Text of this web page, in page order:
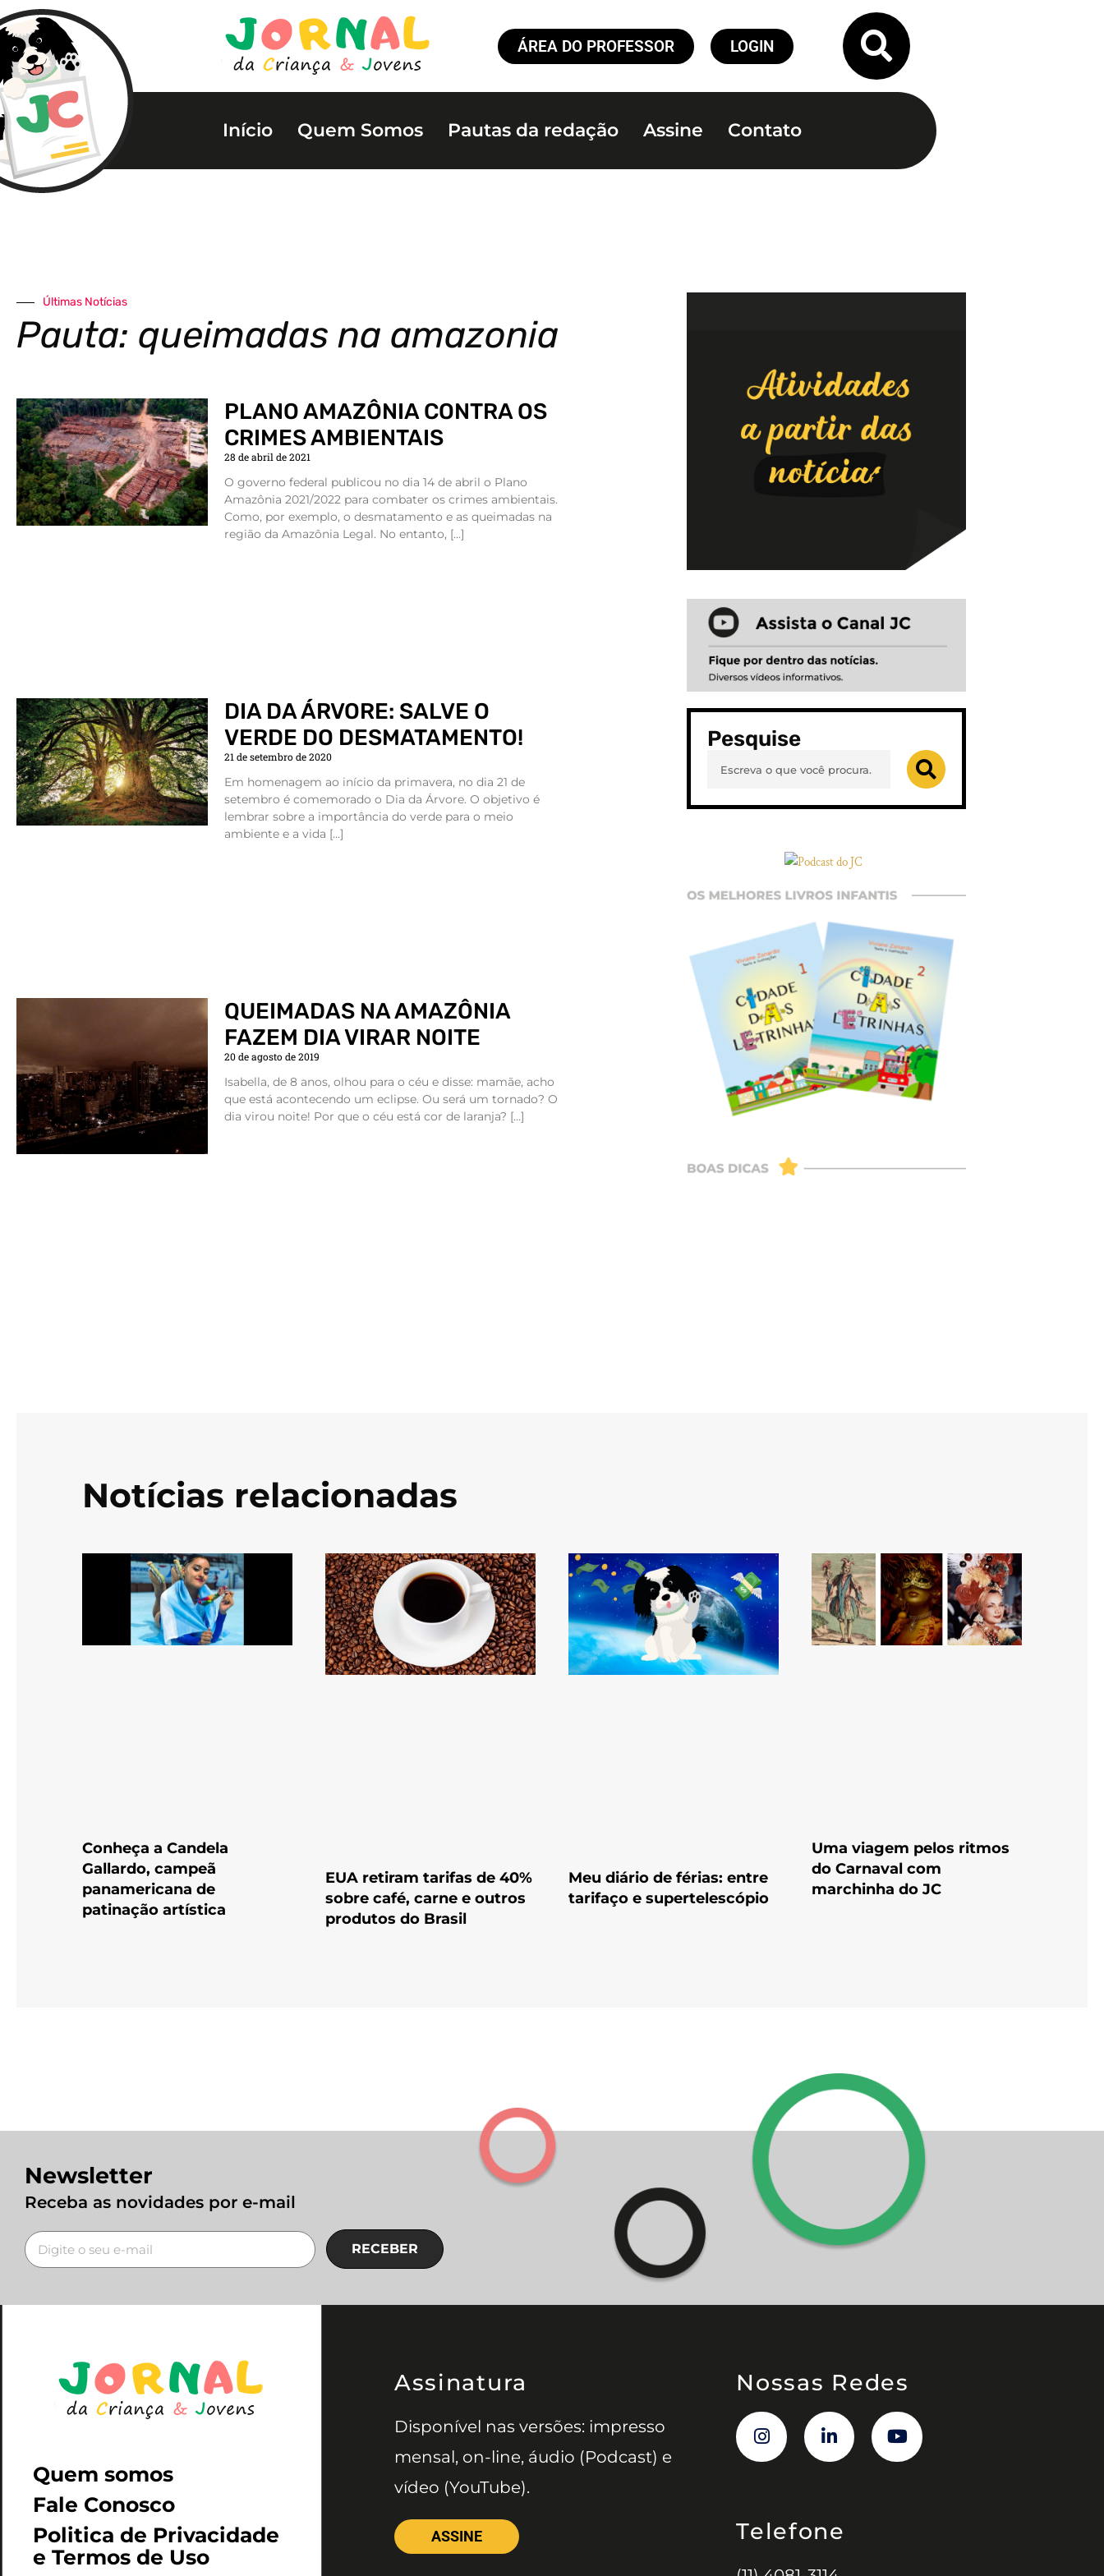
ÁREA DO PROFESSOR LOGIN
Início Quem Somos Pautas da redação Assine Contato
Últimas Notícias
Pauta: queimadas na amazonia
PLANO AMAZÔNIA CONTRA OS
CRIMES AMBIENTAIS
28 de abril de 2021
O governo federal publicou no dia 14 de abril o Plano
Amazônia 2021/2022 para combater os crimes ambientais.
Como, por exemplo, o desmatamento e as queimadas na
região da Amazônia Legal. No entanto, […]
DIA DA ÁRVORE: SALVE O
VERDE DO DESMATAMENTO!
21 de setembro de 2020
Em homenagem ao início da primavera, no dia 21 de
setembro é comemorado o Dia da Árvore. O objetivo é
lembrar sobre a importância do verde para o meio
ambiente e a vida […]
QUEIMADAS NA AMAZÔNIA
FAZEM DIA VIRAR NOITE
20 de agosto de 2019
Isabella, de 8 anos, olhou para o céu e disse: mamãe, acho
que está acontecendo um eclipse. Ou será um tornado? O
dia virou noite! Por que o céu está cor de laranja? […]
Pesquise
Notícias relacionadas
Conheça a Candela
Gallardo, campeã
panamericana de
patinação artística
EUA retiram tarifas de 40%
sobre café, carne e outros
produtos do Brasil
Meu diário de férias: entre
tarifaço e supertelescópio
Uma viagem pelos ritmos
do Carnaval com
marchinha do JC
Newsletter
Receba as novidades por e-mail
RECEBER
Quem somos
Fale Conosco
Politica de Privacidade
e Termos de Uso
Assinatura
Disponível nas versões: impresso
mensal, on-line, áudio (Podcast) e
vídeo (YouTube).
ASSINE
Nossas Redes
Telefone